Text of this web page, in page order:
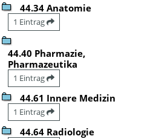
44.34 Anatomie
1 Eintrag
44.40 Pharmazie,
Pharmazeutika
1 Eintrag
44.61 Innere Medizin
1 Eintrag
44.64 Radiologie